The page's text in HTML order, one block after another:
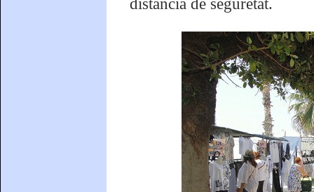
distància de seguretat.